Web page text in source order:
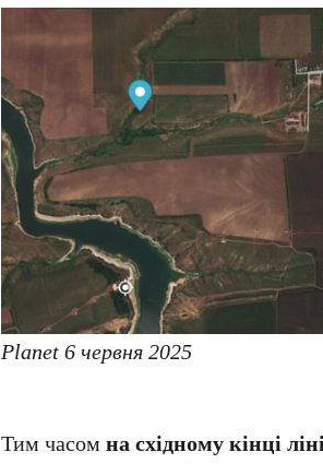
Planet 6 червня 2025
Тим часом на східному кінці